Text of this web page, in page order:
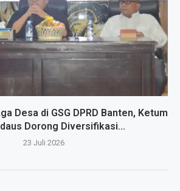
Desa di GSG DPRD Banten, Ketum
Dorong Diversifikasi...
23 Juli 2026